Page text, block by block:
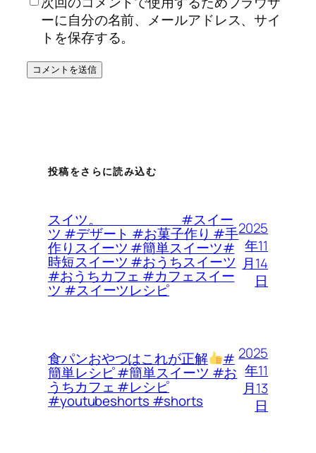
ーに自分の名前、メールアドレス、サイ
トを保存する。
投稿をさらに読み込む
スイツ。 #スイー
ツ #デザート #お菓子作り #手
作りスイーツ #簡単スイーツ#
時短スイーツ #おうちスイーツ
#おうちカフェ #カフェスイー
ツ #スイーツレシピ
2025
年11
月14
日
食パンおやつはこれが正解 #
簡単レシピ #簡単スイーツ #お
うちカフェ #レシピ
#youtubeshorts #shorts
2025
年11
月13
日